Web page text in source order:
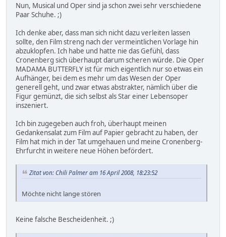
Nun, Musical und Oper sind ja schon zwei sehr verschiedene
Paar Schuhe. ;)
Ich denke aber, dass man sich nicht dazu verleiten lassen
sollte, den Film streng nach der vermeintlichen Vorlage hin
abzuklopfen. Ich habe und hatte nie das Gefühl, dass
Cronenberg sich überhaupt darum scheren würde. Die Oper
MADAMA BUTTERFLY ist für mich eigentlich nur so etwas ein
Aufhänger, bei dem es mehr um das Wesen der Oper
generell geht, und zwar etwas abstrakter, nämlich über die
Figur gemünzt, die sich selbst als Star einer Lebensoper
inszeniert.
Ich bin zugegeben auch froh, überhaupt meinen
Gedankensalat zum Film auf Papier gebracht zu haben, der
Film hat mich in der Tat umgehauen und meine Cronenberg-
Ehrfurcht in weitere neue Höhen befördert.
Zitat von: Chili Palmer am 16 April 2008, 18:23:52
Möchte nicht lange stören
Keine falsche Bescheidenheit. ;)